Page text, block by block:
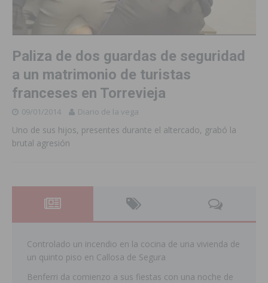
Paliza de dos guardas de seguridad
a un matrimonio de turistas
franceses en Torrevieja
09/01/2014 Diario de la vega
Uno de sus hijos, presentes durante el altercado, grabó la
brutal agresión
Controlado un incendio en la cocina de una vivienda de
un quinto piso en Callosa de Segura
Benferri da comienzo a sus fiestas con una noche de